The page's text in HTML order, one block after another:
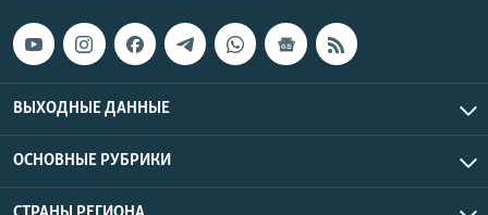
ВЫХОДНЫЕ ДАННЫЕ
ОСНОВНЫЕ РУБРИКИ